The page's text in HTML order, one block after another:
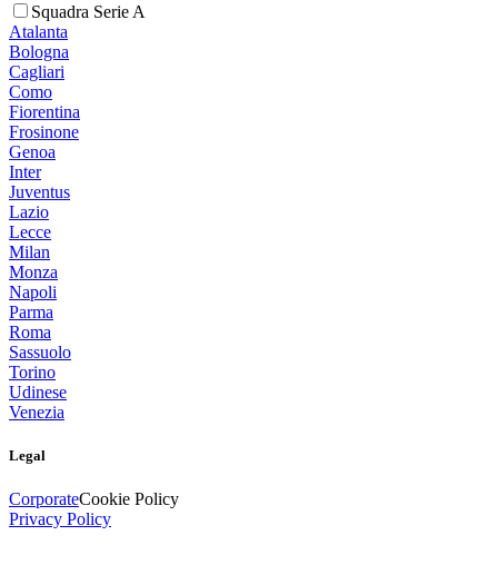
Squadra Serie A
Atalanta
Bologna
Cagliari
Como
Fiorentina
Frosinone
Genoa
Inter
Juventus
Lazio
Lecce
Milan
Monza
Napoli
Parma
Roma
Sassuolo
Torino
Udinese
Venezia
Legal
CorporateCookie Policy
Privacy Policy